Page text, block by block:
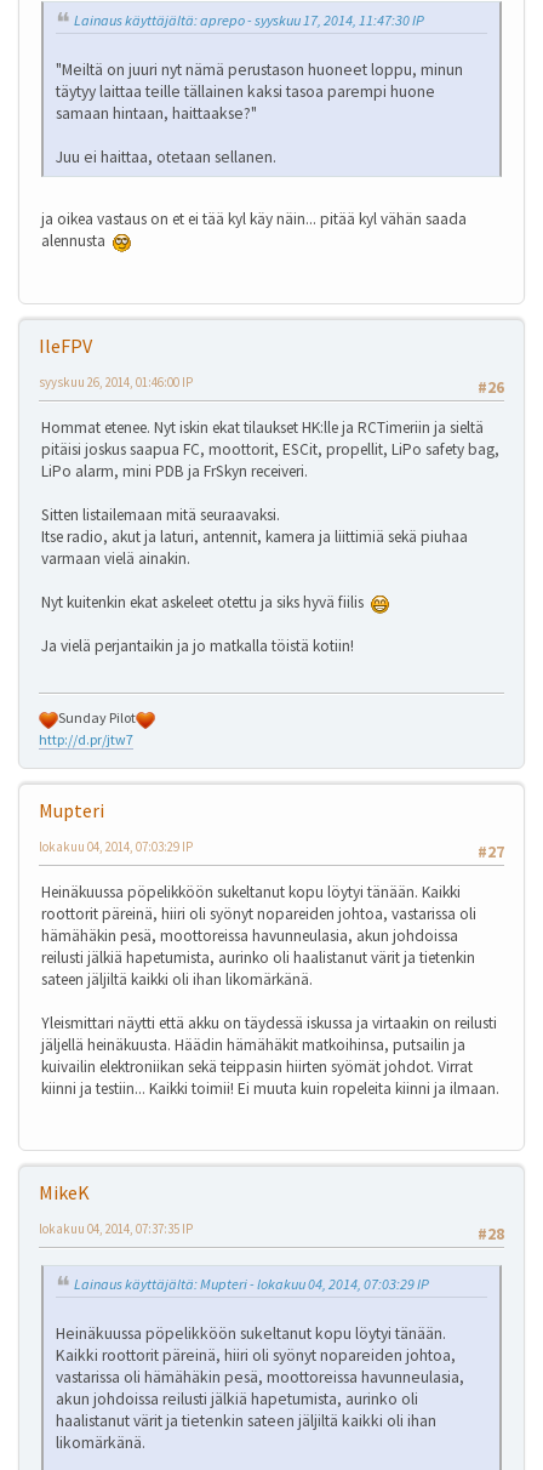
Lainaus käyttäjältä: aprepo - syyskuu 17, 2014, 11:47:30 IP
"Meiltä on juuri nyt nämä perustason huoneet loppu, minun
täytyy laittaa teille tällainen kaksi tasoa parempi huone
samaan hintaan, haittaakse?"
Juu ei haittaa, otetaan sellanen.
ja oikea vastaus on et ei tää kyl käy näin... pitää kyl vähän saada
alennusta
IleFPV
#26
syyskuu 26, 2014, 01:46:00 IP
Hommat etenee. Nyt iskin ekat tilaukset HK:lle ja RCTimeriin ja sieltä
pitäisi joskus saapua FC, moottorit, ESCit, propellit, LiPo safety bag,
LiPo alarm, mini PDB ja FrSkyn receiveri.
Sitten listailemaan mitä seuraavaksi.
Itse radio, akut ja laturi, antennit, kamera ja liittimiä sekä piuhaa
varmaan vielä ainakin.
Nyt kuitenkin ekat askeleet otettu ja siks hyvä fiilis
Ja vielä perjantaikin ja jo matkalla töistä kotiin!
Sunday Pilot
http://d.pr/jtw7
Mupteri
#27
lokakuu 04, 2014, 07:03:29 IP
Heinäkuussa pöpelikköön sukeltanut kopu löytyi tänään. Kaikki
roottorit päreinä, hiiri oli syönyt nopareiden johtoa, vastarissa oli
hämähäkin pesä, moottoreissa havunneulasia, akun johdoissa
reilusti jälkiä hapetumista, aurinko oli haalistanut värit ja tietenkin
sateen jäljiltä kaikki oli ihan likomärkänä.
Yleismittari näytti että akku on täydessä iskussa ja virtaakin on reilusti
jäljellä heinäkuusta. Häädin hämähäkit matkoihinsa, putsailin ja
kuivailin elektroniikan sekä teippasin hiirten syömät johdot. Virrat
kiinni ja testiin... Kaikki toimii! Ei muuta kuin ropeleita kiinni ja ilmaan.
MikeK
#28
lokakuu 04, 2014, 07:37:35 IP
Lainaus käyttäjältä: Mupteri - lokakuu 04, 2014, 07:03:29 IP
Heinäkuussa pöpelikköön sukeltanut kopu löytyi tänään.
Kaikki roottorit päreinä, hiiri oli syönyt nopareiden johtoa,
vastarissa oli hämähäkin pesä, moottoreissa havunneulasia,
akun johdoissa reilusti jälkiä hapetumista, aurinko oli
haalistanut värit ja tietenkin sateen jäljiltä kaikki oli ihan
likomärkänä.